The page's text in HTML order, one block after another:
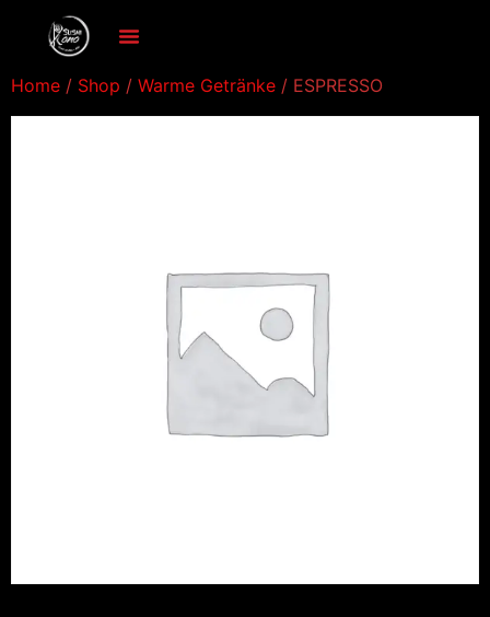
Home / Shop / Warme Getränke / ESPRESSO